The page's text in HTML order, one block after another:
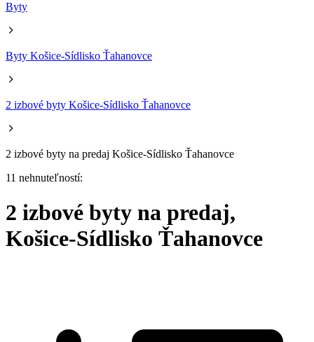
Byty
Byty Košice-Sídlisko Ťahanovce
2 izbové byty Košice-Sídlisko Ťahanovce
2 izbové byty na predaj Košice-Sídlisko Ťahanovce
11 nehnuteľností:
2 izbové byty na predaj,
Košice-Sídlisko Ťahanovce